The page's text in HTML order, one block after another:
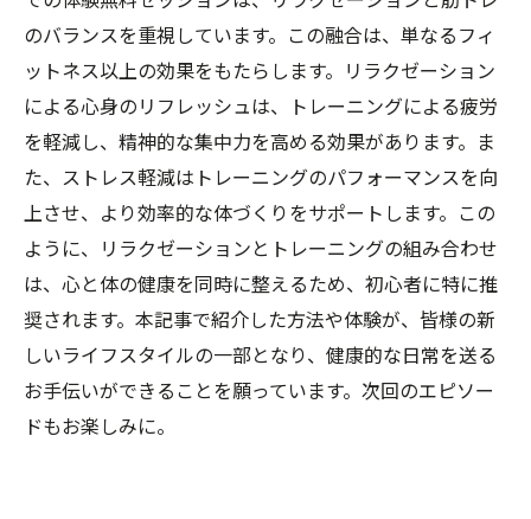
のバランスを重視しています。この融合は、単なるフィ
ットネス以上の効果をもたらします。リラクゼーション
による心身のリフレッシュは、トレーニングによる疲労
を軽減し、精神的な集中力を高める効果があります。ま
た、ストレス軽減はトレーニングのパフォーマンスを向
上させ、より効率的な体づくりをサポートします。この
ように、リラクゼーションとトレーニングの組み合わせ
は、心と体の健康を同時に整えるため、初心者に特に推
奨されます。本記事で紹介した方法や体験が、皆様の新
しいライフスタイルの一部となり、健康的な日常を送る
お手伝いができることを願っています。次回のエピソー
ドもお楽しみに。